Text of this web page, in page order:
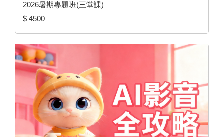
2026暑期專題班(三堂課)
$ 4500